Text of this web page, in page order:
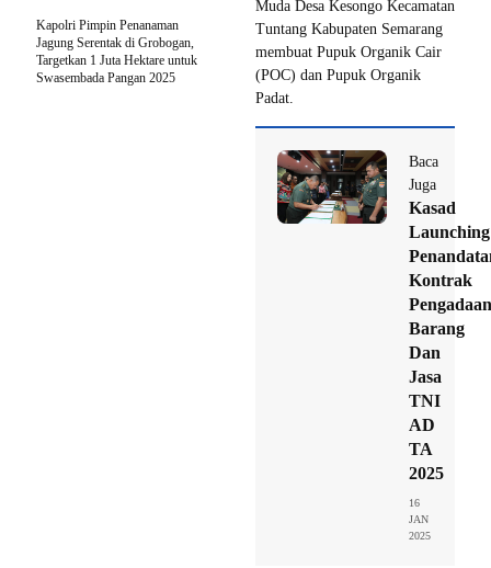
Muda Desa Kesongo Kecamatan
Tuntang Kabupaten Semarang
membuat Pupuk Organik Cair
(POC) dan Pupuk Organik
Padat.
Baca
Juga
Kasad
Launching
Kontrak
Pengadaan
Barang
Dan
Jasa
TNI
AD
TA
2025
16
JAN
2025
Kapolri Pimpin Penanaman
Jagung Serentak di Grobogan,
Targetkan 1 Juta Hektare untuk
Swasembada Pangan 2025